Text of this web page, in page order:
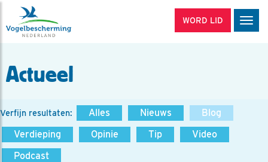
WORD LID
Actueel
Verfijn resultaten: Alles Nieuws
Blog
Verdieping
Opinie Tip
Video
Podcast